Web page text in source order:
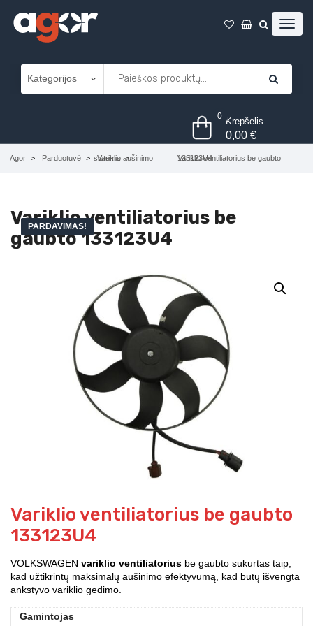
0 Krepšelis
0,00€
Agor Parduotuvė Variklio aušinimo sistema Variklio ventiliatorius be gaubto 133123U4
Variklio ventiliatorius be
gaubto 133123U4
PARDAVIMAS!
Variklio ventiliatorius be gaubto
133123U4
VOLKSWAGEN variklio ventiliatorius be gaubto sukurtas taip,
kad užtikrintų maksimalų aušinimo efektyvumą, kad būtų išvengta
ankstyvo variklio gedimo.
Gamintojas